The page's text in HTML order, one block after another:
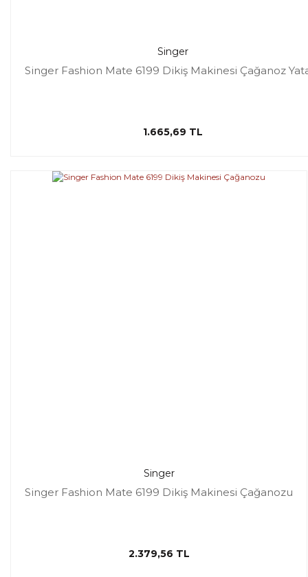
Singer
Singer Fashion Mate 6199 Dikiş Makinesi Çağanoz
1.665,69 TL
Singer
Singer Fashion Mate 6199 Dikiş Makinesi Çağanozu
2.379,56 TL